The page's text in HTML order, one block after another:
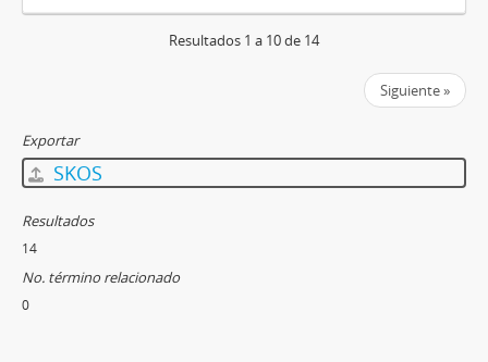
Resultados 1 a 10 de 14
Siguiente »
Exportar
SKOS
Resultados
14
No. término relacionado
0